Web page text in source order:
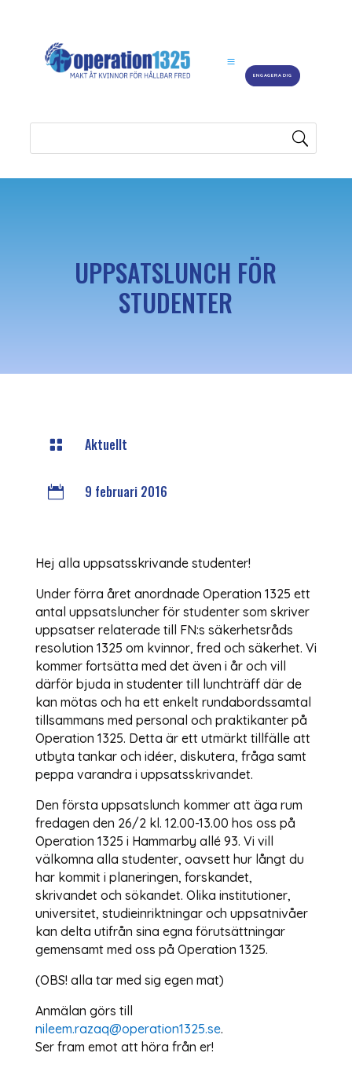
ENGAGERA DIG
UPPSATSLUNCH FÖR
STUDENTER
 Aktuellt
 9 februari 2016
Hej alla uppsatsskrivande studenter!
Under förra året anordnade Operation 1325 ett
antal uppsatsluncher för studenter som skriver
uppsatser relaterade till FN:s säkerhetsråds
resolution 1325 om kvinnor, fred och säkerhet. Vi
kommer fortsätta med det även i år och vill
därför bjuda in studenter till lunchträff där de
kan mötas och ha ett enkelt rundabordssamtal
tillsammans med personal och praktikanter på
Operation 1325. Detta är ett utmärkt tillfälle att
utbyta tankar och idéer, diskutera, fråga samt
peppa varandra i uppsatsskrivandet.
Den första uppsatslunch kommer att äga rum
fredagen den 26/2 kl. 12.00-13.00 hos oss på
Operation 1325 i Hammarby allé 93. Vi vill
välkomna alla studenter, oavsett hur långt du
har kommit i planeringen, forskandet,
skrivandet och sökandet. Olika institutioner,
universitet, studieinriktningar och uppsatnivåer
kan delta utifrån sina egna förutsättningar
gemensamt med oss på Operation 1325.
(OBS! alla tar med sig egen mat)
Anmälan görs till
nileem.razaq@operation1325.se.
Ser fram emot att höra från er!